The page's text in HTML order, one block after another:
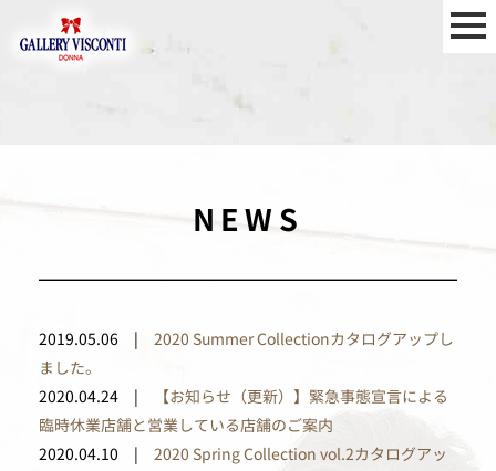
NEWS
2019.05.06 | 2020 Summer Collectionカタログアップし
ました。
2020.04.24 |
【お知らせ（更新）】緊急事態宣言による
臨時休業店舗と営業している店舗のご案内
2020.04.10 | 2020 Spring Collection vol.2カタログアッ